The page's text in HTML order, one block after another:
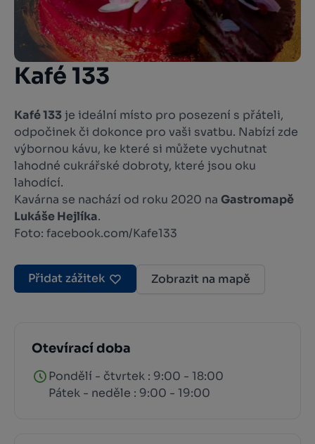
Kafé 133
Kafé 133 je ideální místo pro posezení s přáteli,
odpočinek či dokonce pro vaši svatbu. Nabízí zde
výbornou kávu, ke které si můžete vychutnat
lahodné cukrářské dobroty, které jsou oku
lahodící.
Kavárna se nachází od roku 2020 na Gastromapě
Lukáše Hejlíka.
Foto: facebook.com/Kafe133
Přidat zážitek Zobrazit na mapě
Otevírací doba
Pondělí - čtvrtek : 9:00 - 18:00
Pátek - neděle : 9:00 - 19:00